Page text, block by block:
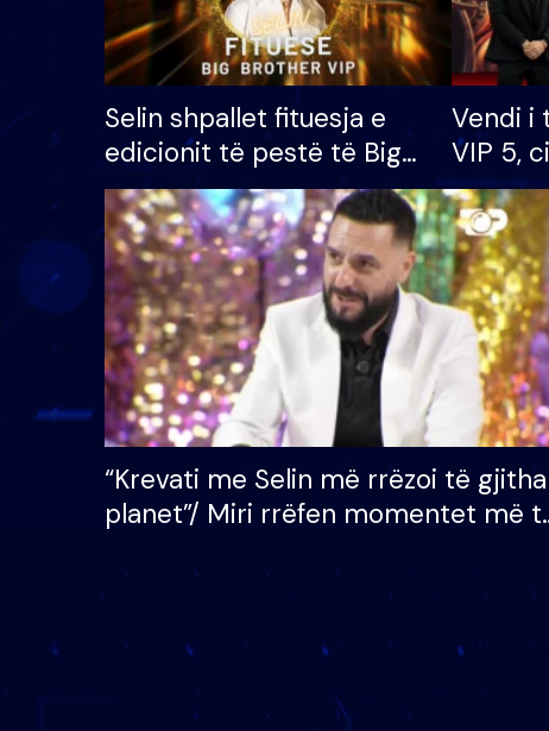
Selin shpallet fituesja e
edicionit të pestë të Big
Brother VIP, rrëmben
çmimin e madh prej 100
mijë eurosh
Vendi i
VIP 5,
radhës
“Krevati me Selin më rrëzoi të gjitha
planet”/ Miri rrëfen momentet më
mungojë zilja e mëngjesit kur…